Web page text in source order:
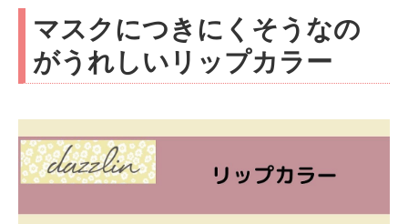
マスクにつきにくそうなの
がうれしいリップカラー